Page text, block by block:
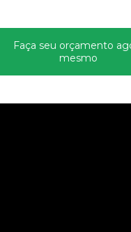
Faça seu orçamento
mesmo